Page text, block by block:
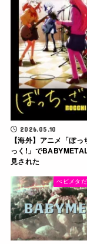
2026.05.10
【海外】アニメ「ぼっ
っく!」で
見された
べビメタ